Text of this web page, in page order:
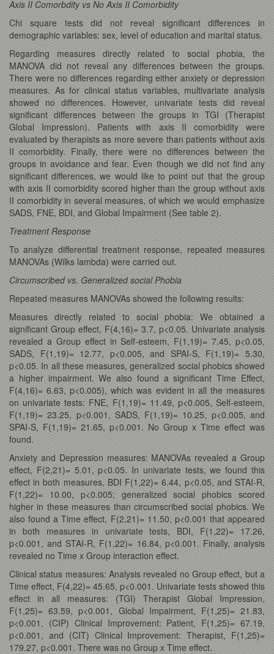
Axis II Comorbdity vs No Axis II Comorbidity
Chi square tests did not reveal significant differences in
demographic variables: sex, level of education and marital status.
Regarding measures directly related to social phobia, the
MANOVA did not reveal any differences between the groups.
There were no differences regarding either anxiety or depression
measures. As for clinical status variables, multivariate analysis
showed no differences. However, univariate tests did reveal
significant differences between the groups in TGI (Therapist
Global Impression). Patients with axis II comorbidity were
evaluated by therapists as more severe than patients without axis
II comorbidity. Finally, there were no differences between the
groups in avoidance and fear. Even though we did not find any
significant differences, we would like to point out that the group
with axis II comorbidity scored higher than the group without axis
II comorbidity in several measures, of which we would emphasize
SADS, FNE, BDI, and Global Impairment (See table 2).
Treatment Response
To analyze differential treatment response, repeated measures
MANOVAs (Wilks lambda) were carried out.
Circumscribed vs. Generalized social Phobia
Repeated measures MANOVAs showed the following results:
Measures directly related to social phobia: We obtained a
significant Group effect, F(4,16)= 3.7, p<0.05. Univariate analysis
revealed a Group effect in Self-esteem, F(1,19)= 7.45, p<0.05,
SADS, F(1,19)= 12.77, p<0.005, and SPAI-S, F(1,19)= 5.30,
p<0.05. In all these measures, generalized social phobics showed
a higher impairment. We also found a significant Time Effect,
F(4,16)= 6.63, p<0.005), which was evident in all the measures
on univariate tests: FNE, F(1,19)= 11.49, p<0.005, Self-esteem,
F(1,19)= 23.25, p<0.001, SADS, F(1,19)= 10.25, p<0.005, and
SPAI-S, F(1,19)= 21.65, p<0.001. No Group x Time effect was
found.
Anxiety and Depression measures: MANOVAs revealed a Group
effect, F(2,21)= 5.01, p<0.05. In univariate tests, we found this
effect in both measures, BDI F(1,22)= 6.44, p<0.05, and STAI-R,
F(1,22)= 10.00, p<0.005; generalized social phobics scored
higher in these measures than circumscribed social phobics. We
also found a Time effect, F(2,21)= 11.50, p<0.001 that appeared
in both measures in univariate tests, BDI, F(1,22)= 17.26,
p<0.001, and STAI-R, F(1,22)= 16.84, p<0.001. Finally, analysis
revealed no Time x Group interaction effect.
Clinical status measures: Analysis revealed no Group effect, but a
Time effect, F(4,22)= 45.65, p<0.001. Univariate tests showed this
effect in all measures: (TGI) Therapist Global Impression,
F(1,25)= 63.59, p<0.001, Global Impairment, F(1,25)= 21.83,
p<0.001, (CIP) Clinical Improvement: Patient, F(1,25)= 67.19,
p<0.001, and (CIT) Clinical Improvement: Therapist, F(1,25)=
179.27, p<0.001. There was no Group x Time effect.